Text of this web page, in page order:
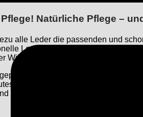
Natürliche Pflege –
alle Leder die passenden und
Leder- und Sattelseife für Ihre
Wildlederimprägnierung für den
pflegen Sie Ihr Leder
Leder zu erhalten, damit Sie Ihr
garantiert somit Nachhaltigkeit auf